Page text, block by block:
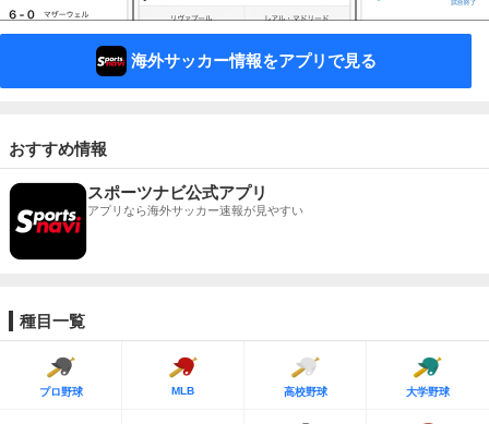
海外サッカー情報をアプリで見る
おすすめ情報
スポーツナビ公式アプリ
アプリなら海外サッカー速報が見やすい
種目一覧
プロ野球 MLB 高校野球 大学野球